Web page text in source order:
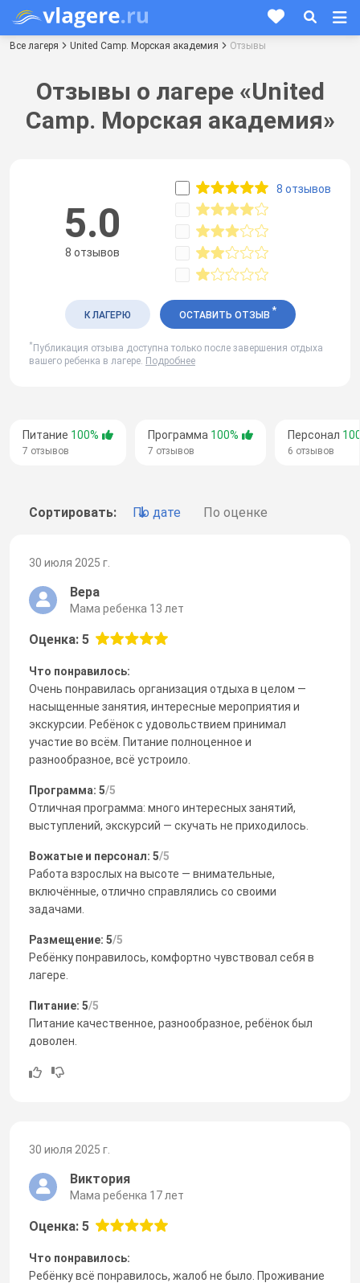
Все лагеря United Camp. Морская академия Отзывы
Отзывы о лагере «United
Camp. Морская академия»
Питание 100%
7 отзывов
Программа 100%
7 отзывов
Персонал
6 отзывов
Сортировать: По дате По оценке
30 июля 2025 г.
Вера
Мама ребенка 13 лет
Оценка: 5
Что понравилось:
Очень понравилась организация отдыха в целом —
насыщенные занятия, интересные мероприятия и
экскурсии. Ребёнок с удовольствием принимал
участие во всём. Питание полноценное и
разнообразное, всё устроило.
Программа: 5/5
Отличная программа: много интересных занятий,
выступлений, экскурсий — скучать не приходилось.
Вожатые и персонал: 5/5
Работа взрослых на высоте — внимательные,
включённые, отлично справлялись со своими
задачами.
Размещение: 5/5
Ребёнку понравилось, комфортно чувствовал себя в
лагере.
Питание: 5/5
Питание качественное, разнообразное, ребёнок был
доволен.
30 июля 2025 г.
Виктория
Мама ребенка 17 лет
Оценка: 5
Что понравилось:
Ребёнку всё понравилось, жалоб не было. Проживание
5.0
8 отзывов
8 отзывов
К ЛАГЕРЮ ОСТАВИТЬ ОТЗЫВ *
* Публикация отзыва доступна только после завершения отдыха
вашего ребенка в лагере. Подробнее